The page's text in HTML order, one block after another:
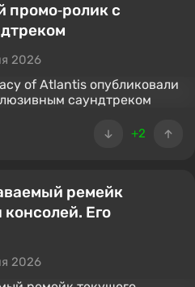
промо‑ролик с
2026
+2
ремейк
Его
2026